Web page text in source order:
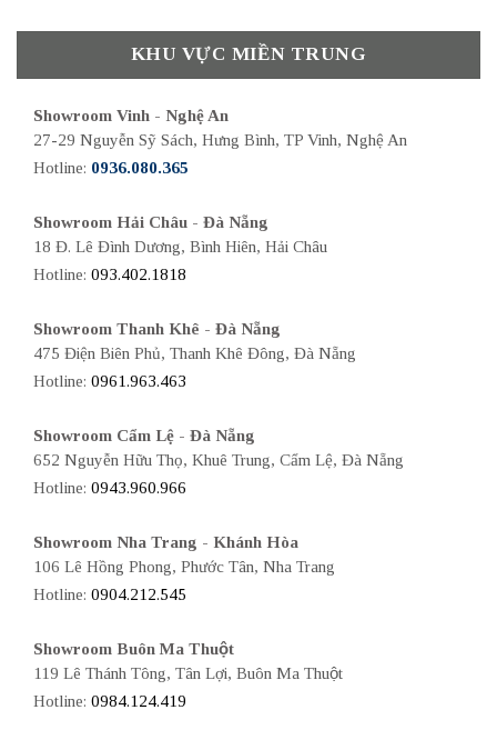
KHU VỰC MIỀN TRUNG
Showroom Vinh - Nghệ An
27-29 Nguyễn Sỹ Sách, Hưng Bình, TP Vinh, Nghệ An
Hotline: 0936.080.365
Showroom Hải Châu - Đà Nẵng
18 Đ. Lê Đình Dương, Bình Hiên, Hải Châu
Hotline: 093.402.1818
Showroom Thanh Khê - Đà Nẵng
475 Điện Biên Phủ, Thanh Khê Đông, Đà Nẵng
Hotline: 0961.963.463
Showroom Cẩm Lệ - Đà Nẵng
652 Nguyễn Hữu Thọ, Khuê Trung, Cẩm Lệ, Đà Nẵng
Hotline: 0943.960.966
Showroom Nha Trang - Khánh Hòa
106 Lê Hồng Phong, Phước Tân, Nha Trang
Hotline: 0904.212.545
Showroom Buôn Ma Thuột
119 Lê Thánh Tông, Tân Lợi, Buôn Ma Thuột
Hotline: 0984.124.419